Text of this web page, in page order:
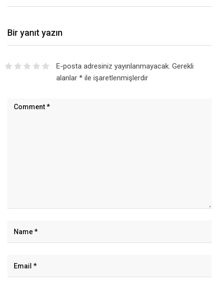
Bir yanıt yazın
E-posta adresiniz yayınlanmayacak. Gerekli
alanlar *ile işaretlenmişlerdir